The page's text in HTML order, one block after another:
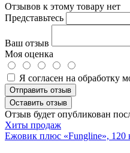
Отзывов к этому товару нет
Представьтесь
Ваш отзыв
Моя оценка
Я согласен на обработку
Отправить отзыв
Оставить отзыв
Отзыв будет опубликован
Хиты продаж
Ежовик плюс «Fungline», 120